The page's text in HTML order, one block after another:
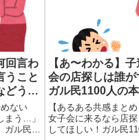
回言わ
うこと
どうし
リア
ない
まう…」
ガル民の
【あ〜わかる】
会の店探しは誰が
ガル民1100人の
ありvs子なし友
アル
【あるある共感まと
女子会に来るなら店
してほしい！ガル民